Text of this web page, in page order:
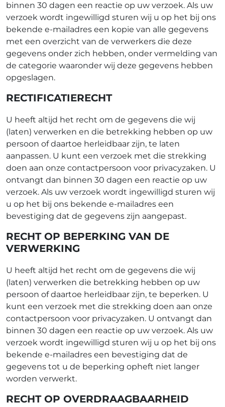
binnen 30 dagen een reactie op uw verzoek. Als uw
verzoek wordt ingewilligd sturen wij u op het bij ons
bekende e-mailadres een kopie van alle gegevens
met een overzicht van de verwerkers die deze
gegevens onder zich hebben, onder vermelding van
de categorie waaronder wij deze gegevens hebben
opgeslagen.
RECTIFICATIERECHT
U heeft altijd het recht om de gegevens die wij
(laten) verwerken en die betrekking hebben op uw
persoon of daartoe herleidbaar zijn, te laten
aanpassen. U kunt een verzoek met die strekking
doen aan onze contactpersoon voor privacyzaken. U
ontvangt dan binnen 30 dagen een reactie op uw
verzoek. Als uw verzoek wordt ingewilligd sturen wij
u op het bij ons bekende e-mailadres een
bevestiging dat de gegevens zijn aangepast.
RECHT OP BEPERKING VAN DE
VERWERKING
U heeft altijd het recht om de gegevens die wij
(laten) verwerken die betrekking hebben op uw
persoon of daartoe herleidbaar zijn, te beperken. U
kunt een verzoek met die strekking doen aan onze
contactpersoon voor privacyzaken. U ontvangt dan
binnen 30 dagen een reactie op uw verzoek. Als uw
verzoek wordt ingewilligd sturen wij u op het bij ons
bekende e-mailadres een bevestiging dat de
gegevens tot u de beperking opheft niet langer
worden verwerkt.
RECHT OP OVERDRAAGBAARHEID